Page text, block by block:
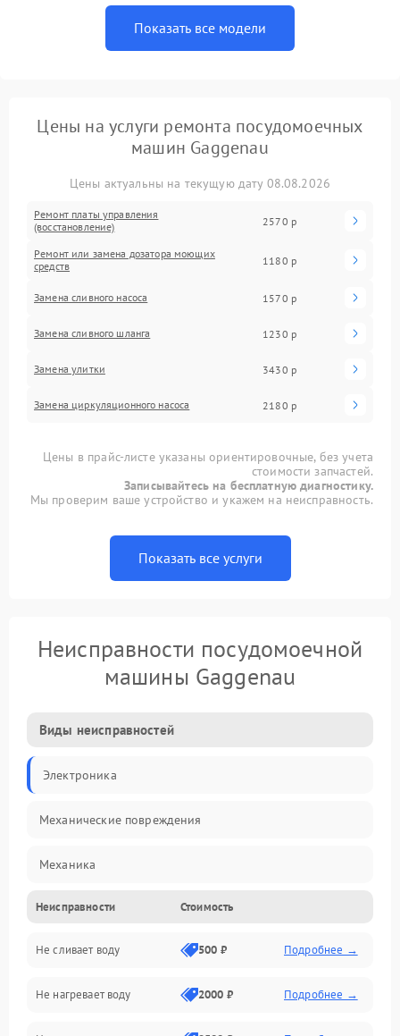
Показать все модели
Цены на услуги ремонта посудомоечных
машин Gaggenau
Цены актуальны на текущую дату 08.08.2026
Ремонт платы управления
(восстановление)
2570 р
Ремонт или замена дозатора моющих
средств
1180 р
Замена сливного насоса 1570 р
Замена сливного шланга 1230 р
Замена улитки 3430 р
Замена циркуляционного насоса 2180 р
Цены в прайс-листе указаны ориентировочные, без учета
стоимости запчастей.
Записывайтесь на бесплатную диагностику.
Мы проверим ваше устройство и укажем на неисправность.
Показать все услуги
Неисправности посудомоечной
машины Gaggenau
Виды неисправностей
Электроника
Механические повреждения
Механика
Управление
Электропитание
Датчики
Неисправности Стоимость
Не сливает воду 500 ₽ Подробнее →
Не нагревает воду 2000 ₽ Подробнее →